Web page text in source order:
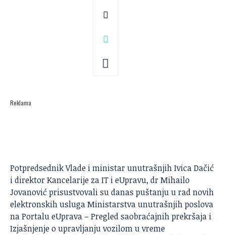
Reklama
Potpredsednik Vlade i ministar unutrašnjih Ivica Dačić
i direktor Kancelarije za IT i eUpravu, dr Mihailo
Jovanović prisustvovali su danas puštanju u rad novih
elektronskih usluga Ministarstva unutrašnjih poslova
na Portalu eUprava – Pregled saobraćajnih prekršaja i
Izjašnjenje o upravljanju vozilom u vreme